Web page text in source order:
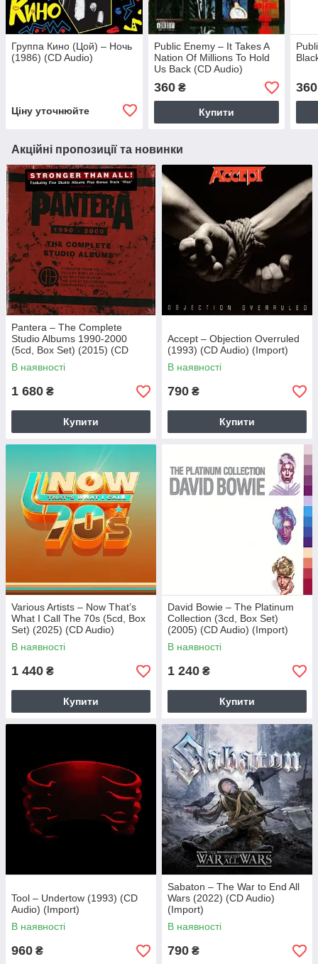
Группа Кино (Цой) – Ночь
(1986) (CD Audio)
Ціну уточнюйте
Public Enemy – It Takes A
Nation Of Millions To Hold
Us Back (CD Audio)
360₴
Купити
360
Акційні пропозиції та новинки
Pantera – The Complete
Studio Albums 1990-2000
(5cd, Box Set) (2015) (CD
Audio) (Import)
В наявності
1 680 ₴
Купити
Accept – Objection Overruled
(1993) (CD Audio) (Import)
В наявності
790 ₴
Купити
Various Artists – Now That’s
What I Call The 70s (5cd, Box
Set) (2025) (CD Audio)
(Import)
В наявності
1 440 ₴
Купити
David Bowie – The Platinum
Collection (3cd, Box Set)
(2005) (CD Audio) (Import)
В наявності
1 240 ₴
Купити
Tool – Undertow (1993) (CD
Audio) (Import)
В наявності
960 ₴
Sabaton – The War to End All
Wars (2022) (CD Audio)
(Import)
В наявності
790 ₴